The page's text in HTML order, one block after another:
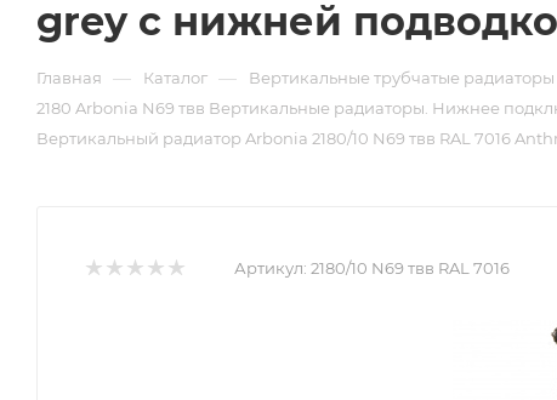
grey с нижней
Главная — Каталог — Вертикальные трубчатые
2180 Arbonia N69 твв Вертикальные радиаторы. Нижнее
Вертикальный радиатор Arbonia 2180/10 N69 твв RAL 7016
Артикул: 2180/10 N69 твв RAL 7016